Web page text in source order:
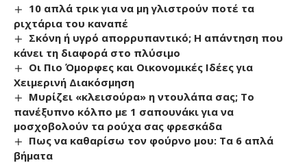
10 απλά τρικ για να μη γλιστρούν ποτέ τα
ριχτάρια του καναπέ
Σκόνη ή υγρό απορρυπαντικό; Η απάντηση που
κάνει τη διαφορά στο πλύσιμο
Οι Πιο Όμορφες και Οικονομικές Ιδέες για
Χειμερινή Διακόσμηση
Μυρίζει «κλεισούρα» η ντουλάπα σας; Το
πανέξυπνο κόλπο με 1 σαπουνάκι για να
μοσχοβολούν τα ρούχα σας φρεσκάδα
Πως να καθαρίσω τον φούρνο μου: Τα 6 απλά
βήματα